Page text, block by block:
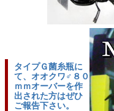
タイプＧ菌糸瓶に
て、オオクワ♂８０
ｍｍオーバーを作
出された方はぜひ
ご報告下さい。